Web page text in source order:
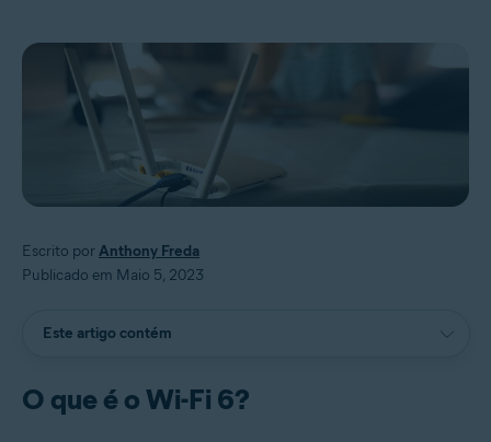
Escrito porAnthony Freda
Publicado em Maio 5, 2023
Este artigo contém
O que é o Wi-Fi 6?